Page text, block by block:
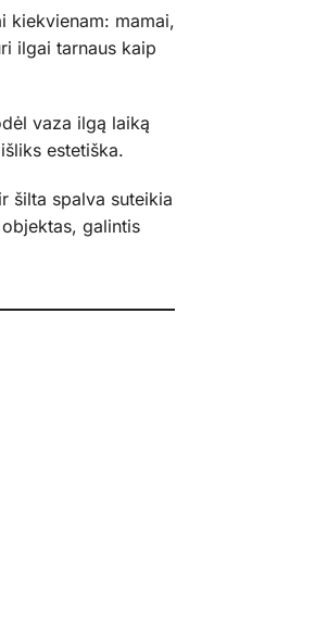
kiekvienam: mamai,
ilgai tarnaus kaip
vaza ilgą laiką
estetiška.
šilta spalva suteikia
galintis